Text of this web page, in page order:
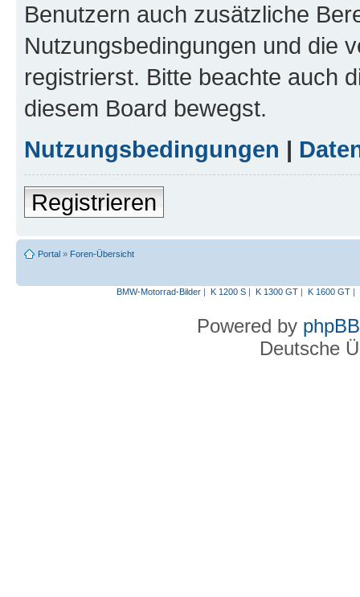
Benutzern auch zusätzliche
Nutzungsbedingungen und die
registrierst. Bitte beachte auch
diesem Board bewegst.
Nutzungsbedingungen |
Registrieren
Portal » Foren-Übersicht
BMW-Motorrad-Bilder| K 1200 S| K 1300 GT| K 1600 GT|
Powered by phpBB
Deutsche